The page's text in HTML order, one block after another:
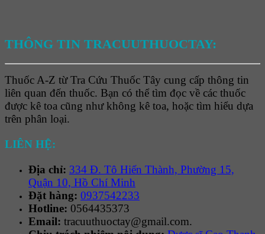
THÔNG TIN TRACUUTHUOCTAY:
Thuốc A-Z từ Tra Cứu Thuốc Tây cung cấp thông tin
liên quan đến thuốc. Bạn có thể tìm đọc về các thuốc
được kê toa cũng như không kê toa, hoặc tìm hiểu dựa
trên phân loại.
LIÊN HỆ:
Địa chỉ: 334 Đ. Tô Hiến Thành, Phường 15,
Quận 10, Hồ Chí Minh
Đặt hàng: 0937542233
Hotline: 0564435373
Email: tracuuthuoctay@gmail.com.